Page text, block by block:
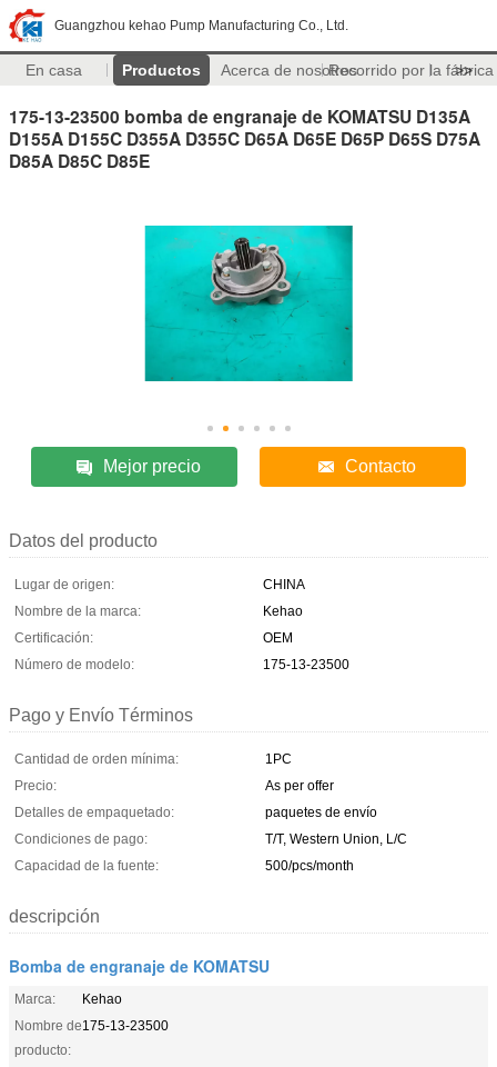
Guangzhou kehao Pump Manufacturing Co., Ltd.
En casa Productos Acerca de nosotrosRecorrido por la fábrica
>>
175-13-23500 bomba de engranaje de KOMATSU D135A
D155A D155C D355A D355C D65A D65E D65P D65S D75A
D85A D85C D85E
Mejor precio Contacto
Datos del producto
Lugar de origen:
CHINA
Nombre de la marca:
Kehao
Certificación:
OEM
Número de modelo:
175-13-23500
Pago y Envío Términos
Cantidad de orden mínima:
1PC
Precio:
As per offer
Detalles de empaquetado:
paquetes de envío
Condiciones de pago:
T/T, Western Union, L/C
Capacidad de la fuente:
500/pcs/month
descripción
Bomba de engranaje de KOMATSU
Marca:
Kehao
Nombre de
producto:
175-13-23500